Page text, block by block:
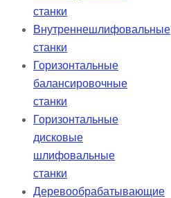
станки
Внутреннешлифовальные
станки
Горизонтальные
балансировочные
станки
Горизонтальные
дисковые
шлифовальные
станки
Деревообрабатывающие